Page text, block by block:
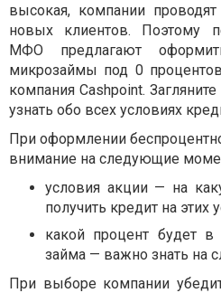
высокая, компании
новых клиентов. Поэтому
МФО предлагают
микрозаймы под 0
компания Cashpoint.
узнать обо всех условиях
При оформлении
внимание на следующие
условия акции — на
получить кредит на этих
какой процент будет в
займа — важно знать на
При выборе компании